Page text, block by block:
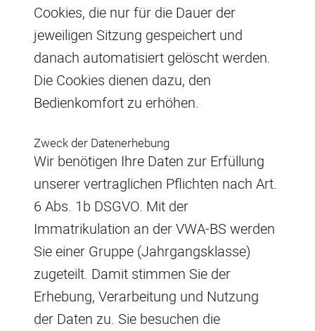
Cookies, die nur für die Dauer der
jeweiligen Sitzung gespeichert und
danach automatisiert gelöscht werden.
Die Cookies dienen dazu, den
Bedienkomfort zu erhöhen.
Zweck der Datenerhebung
Wir benötigen Ihre Daten zur Erfüllung
unserer vertraglichen Pflichten nach Art.
6 Abs. 1b DSGVO. Mit der
Immatrikulation an der VWA-BS werden
Sie einer Gruppe (Jahrgangsklasse)
zugeteilt. Damit stimmen Sie der
Erhebung, Verarbeitung und Nutzung
der Daten zu. Sie besuchen die